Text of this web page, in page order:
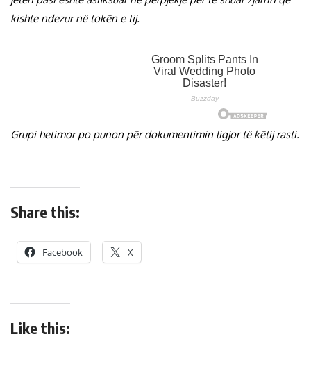
kishte ndezur në tokën e tij.
Grupi hetimor po punon për dokumentimin ligjor të këtij rasti.
Share this:
Facebook X
Like this: